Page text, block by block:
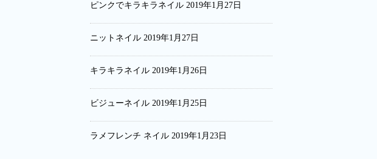
ピンクでキラキラネイル 2019年1月27日
ニットネイル 2019年1月27日
キラキラネイル 2019年1月26日
ビジューネイル 2019年1月25日
ラメフレンチ ネイル 2019年1月23日